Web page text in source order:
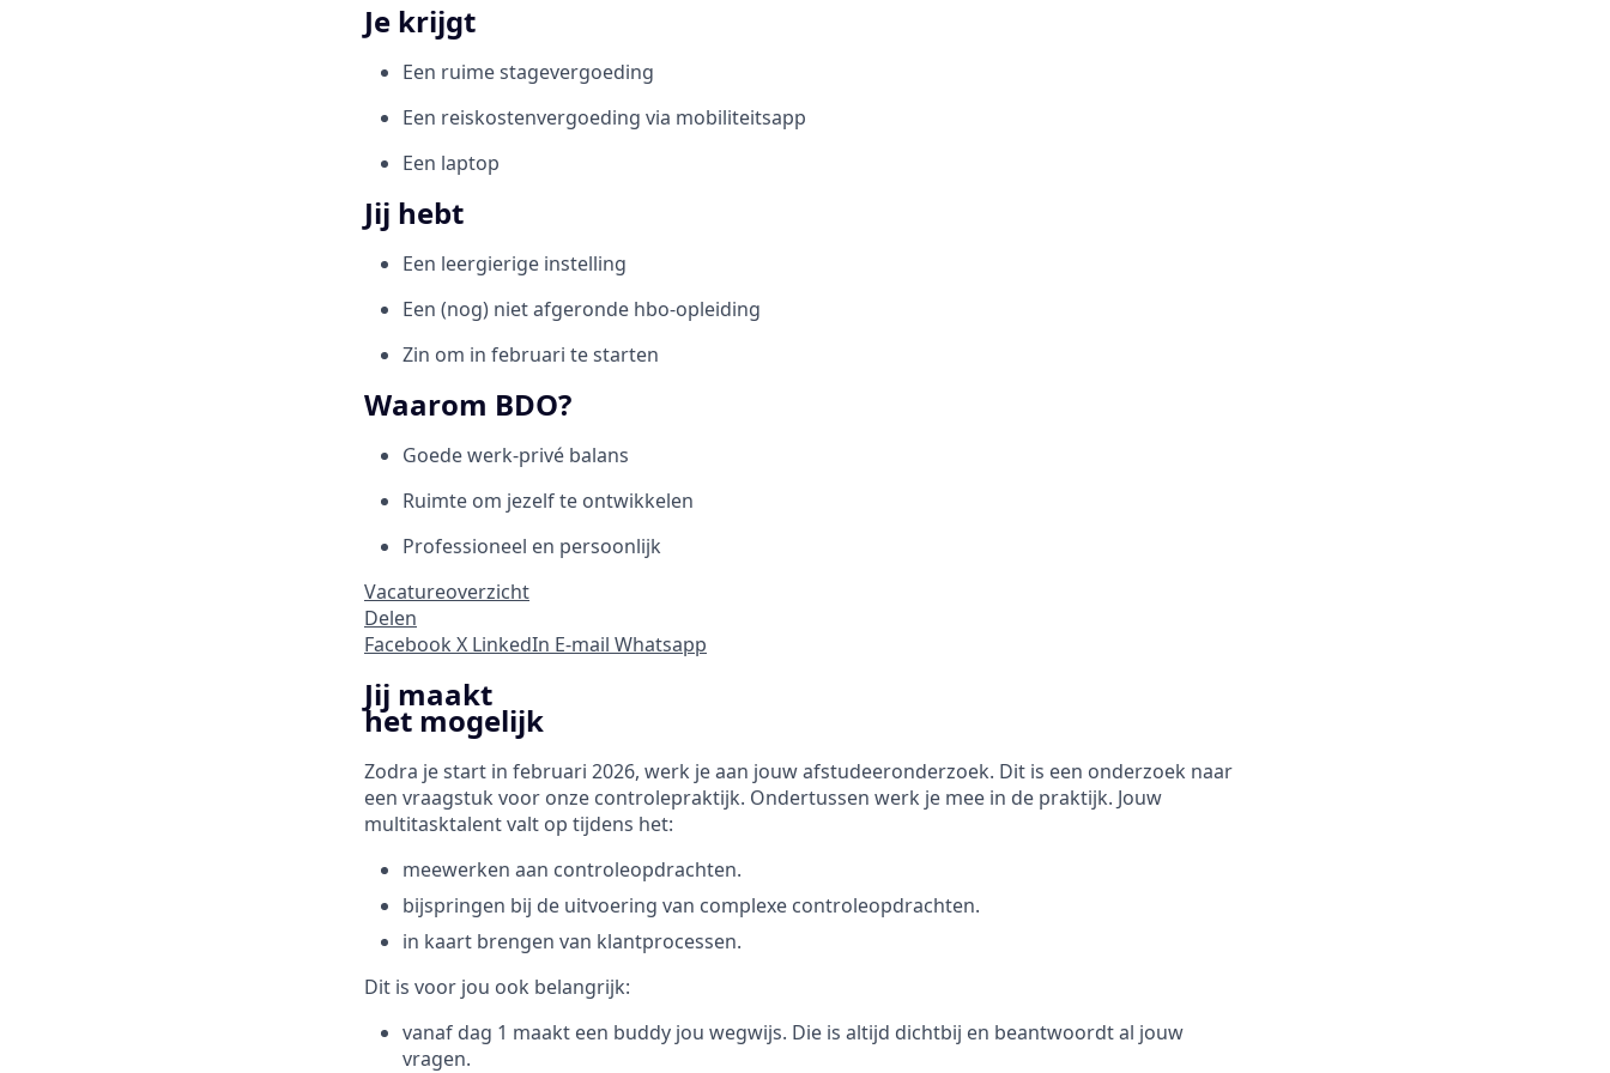
Je krijgt
Een ruime stagevergoeding
Een reiskostenvergoeding via mobiliteitsapp
Een laptop
Jij hebt
Een leergierige instelling
Een (nog) niet afgeronde hbo-opleiding
Zin om in februari te starten
Waarom BDO?
Goede werk-privé balans
Ruimte om jezelf te ontwikkelen
Professioneel en persoonlijk
Vacatureoverzicht
Delen
Facebook X LinkedIn E-mail Whatsapp
Jij maakt
het mogelijk
Zodra je start in februari 2026, werk je aan jouw afstudeeronderzoek. Dit is een onderzoek naar
een vraagstuk voor onze controlepraktijk. Ondertussen werk je mee in de praktijk. Jouw
multitasktalent valt op tijdens het:
meewerken aan controleopdrachten.
bijspringen bij de uitvoering van complexe controleopdrachten.
in kaart brengen van klantprocessen.
Dit is voor jou ook belangrijk:
vanaf dag 1 maakt een buddy jou wegwijs. Die is altijd dichtbij en beantwoordt al jouw
vragen.